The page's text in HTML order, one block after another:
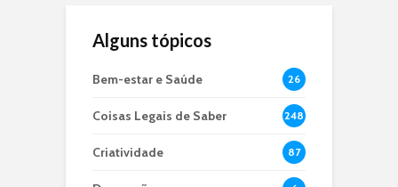
Alguns tópicos
Bem-estar e Saúde 26
Coisas Legais de Saber 248
Criatividade 87